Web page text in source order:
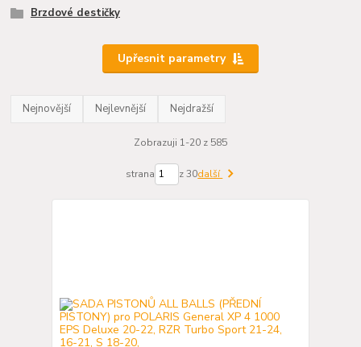
Brzdové destičky
Upřesnit parametry
Nejnovější Nejlevnější Nejdražší
Zobrazuji 1-20 z 585
strana z 30další